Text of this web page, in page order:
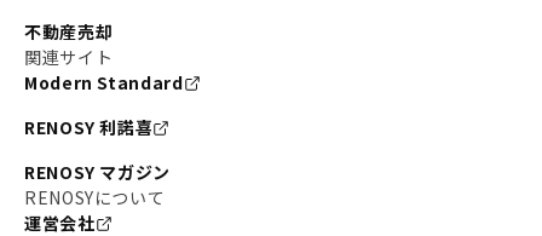
不動産売却
関連サイト
Modern Standard
RENOSY 利諾喜
RENOSY マガジン
RENOSYについて
運営会社